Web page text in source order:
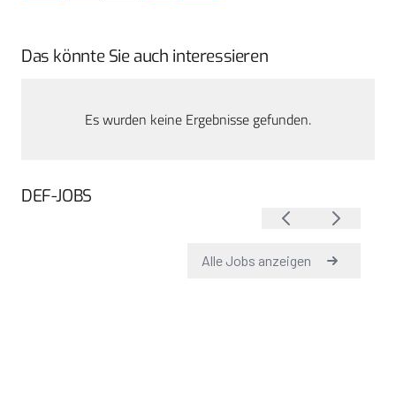
Das könnte Sie auch interessieren
Es wurden keine Ergebnisse gefunden.
DEF-JOBS